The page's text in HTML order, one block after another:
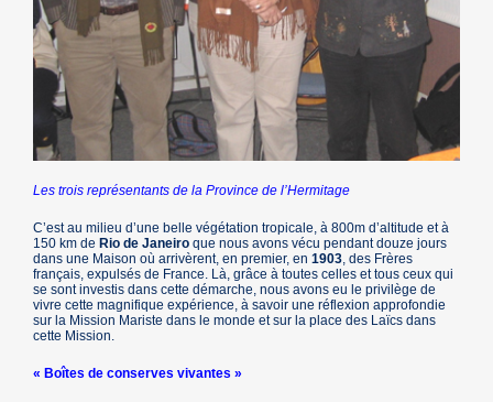
Les trois représentants de la Province de l’Hermitage
C’est au milieu d’une belle végétation tropicale, à 800m d’altitude et à
150 km de Rio de Janeiro que nous avons vécu pendant douze jours
dans une Maison où arrivèrent, en premier, en1903, des Frères
français, expulsés de France. Là, grâce à toutes celles et tous ceux qui
se sont investis dans cette démarche, nous avons eu le privilège de
vivre cette magnifique expérience, à savoir une réflexion approfondie
sur la Mission Mariste dans le monde et sur la place des Laïcs dans
cette Mission.
« Boîtes de conserves vivantes »